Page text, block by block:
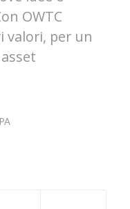
OWTC
valori, per un